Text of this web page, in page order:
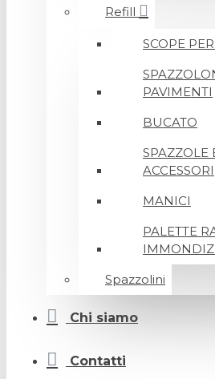
Refill
SCOPE
PAVIMENTI
BUCATO
SPAZZOLE
ACCESSORI
MANICI
PALETTE
Spazzolini
Chi siamo
Contatti